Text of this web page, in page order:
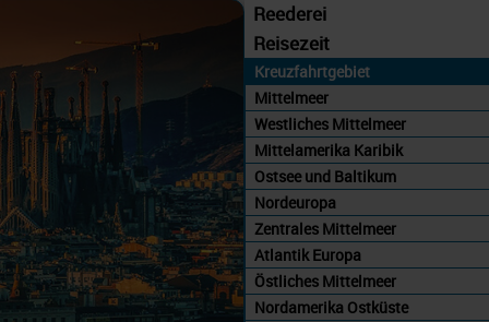
Reederei
Reisezeit
Kreuzfahrtgebiet
Mittelmeer
Westliches Mittelmeer
Mittelamerika Karibik
Ostsee und Baltikum
Nordeuropa
Zentrales Mittelmeer
Atlantik Europa
Östliches Mittelmeer
Nordamerika Ostküste